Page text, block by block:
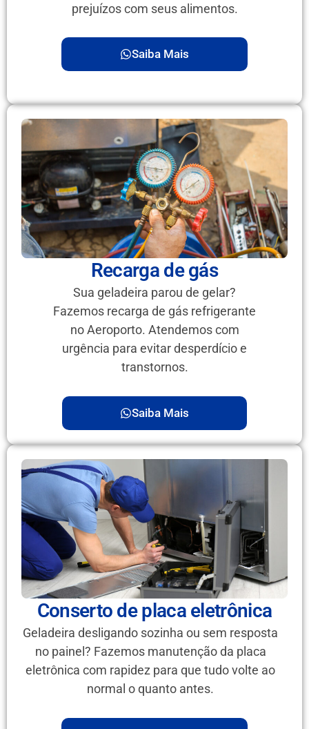
prejuízos com seus alimentos.
Saiba Mais
Recarga de gás
Sua geladeira parou de gelar?
Fazemos recarga de gás refrigerante
no Aeroporto. Atendemos com
urgência para evitar desperdício e
transtornos.
Saiba Mais
Conserto de placa eletrônica
Geladeira desligando sozinha ou sem resposta
no painel? Fazemos manutenção da placa
eletrônica com rapidez para que tudo volte ao
normal o quanto antes.